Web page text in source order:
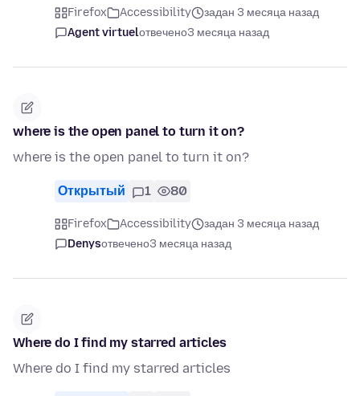
Firefox Accessibility
задан 3 месяца назад
Agent virtuelотвечено3 месяца назад
where is the open panel to turn it on?
where is the open panel to turn it on?
Открытый 1 80
Firefox Accessibility
задан 3 месяца назад
Denysотвечено3 месяца назад
Where do I find my starred articles
Where do I find my starred articles